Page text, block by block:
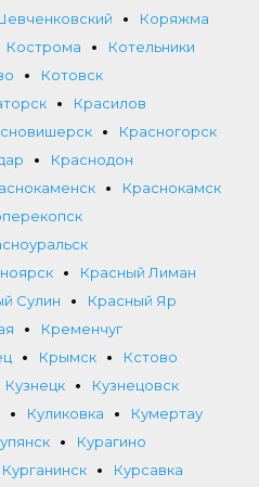
Коряжма
Кострома
Котельники
Котовск
Красилов
Красногорск
Краснодон
Краснокамск
Красный Лиман
Сулин
Красный Яр
Кременчуг
Крымск
Кстово
Кузнецк
Кузнецовск
Куликовка
Кумертау
Курагино
Курганинск
Курсавка